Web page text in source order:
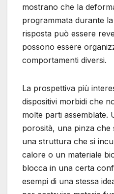
mostrano che la
programmata durante
risposta può essere
possono essere
comportamenti diversi.
La prospettiva più
dispositivi morbidi che
molte parti assemblate.
porosità, una pinza che
una struttura che si
calore o un materiale
blocca in una certa
esempi di una stessa